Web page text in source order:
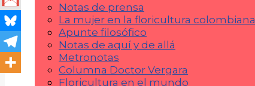
Notas de prensa
La mujer en la floricultura colombiana
Apunte filosófico
Notas de aquí y de allá
Metronotas
Columna Doctor Vergara
Floricultura en el mundo